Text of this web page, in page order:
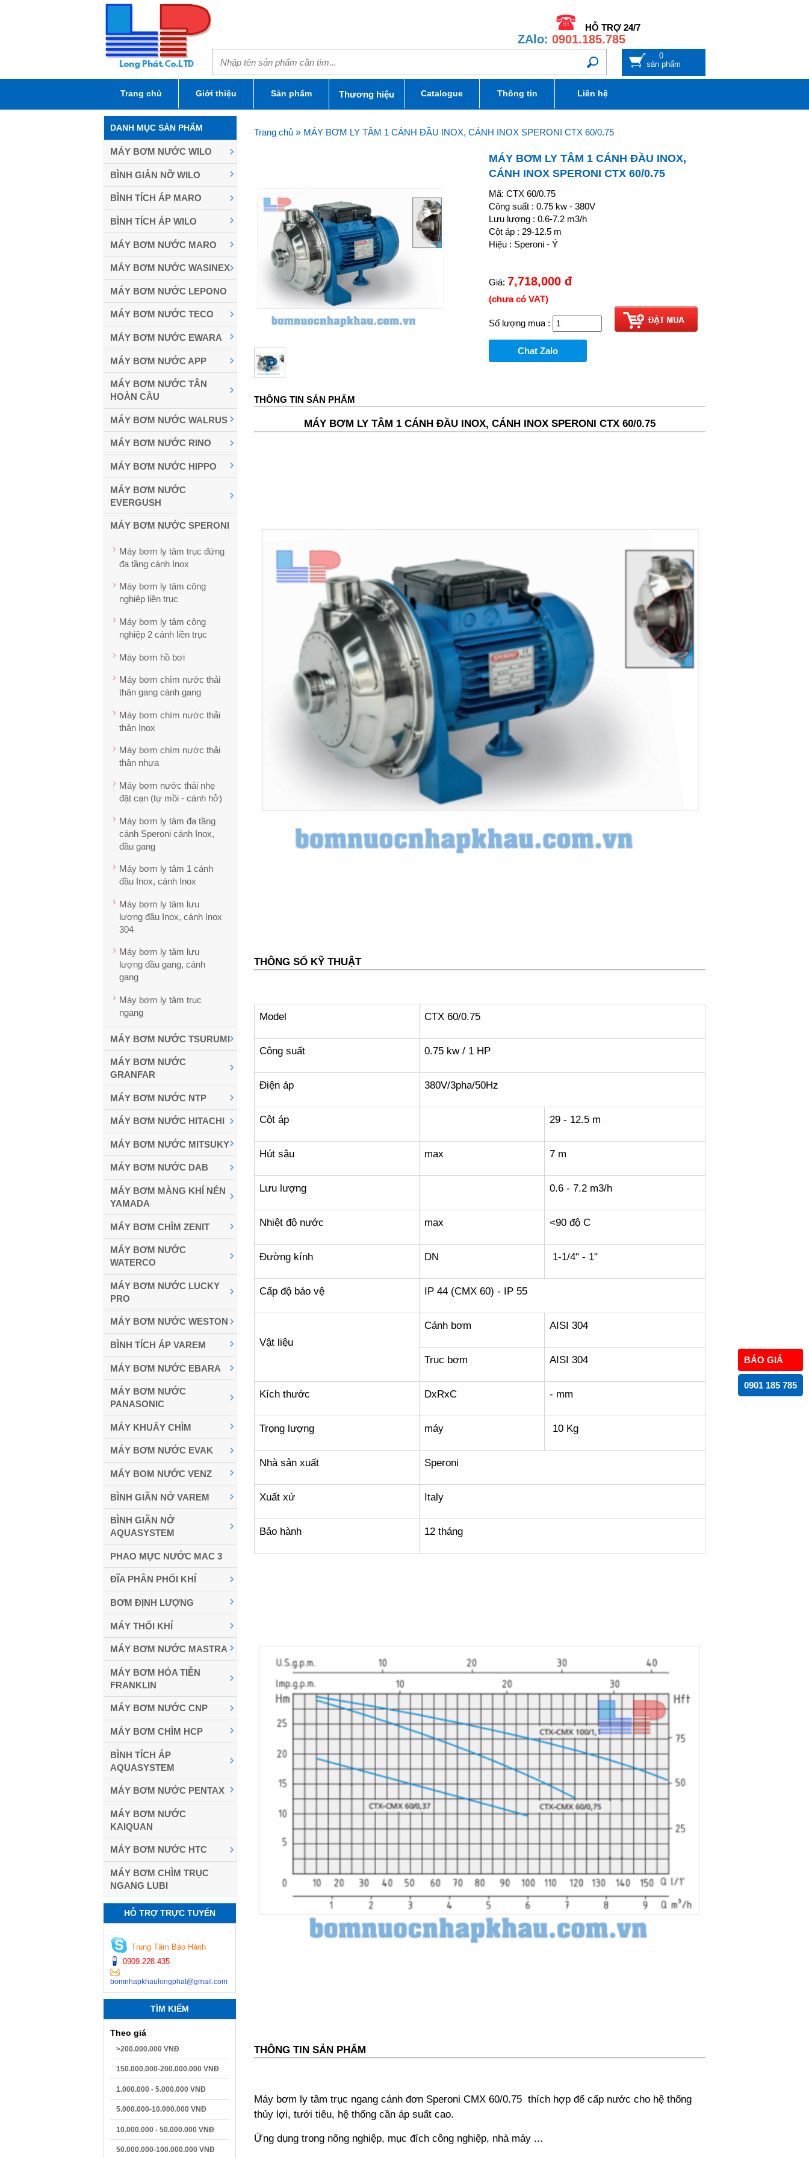
BÁO GIÁ
0901 185 785
HỖ TRỢ 24/7
ZAlo: 0901.185.785
0
sản phẩm
Trang chủ Giới thiệu Sản phẩm Thương hiệu Catalogue Thông tin Liên hệ
DANH MỤC SẢN PHẨM
MÁY BƠM NƯỚC WILO
BÌNH GIẢN NỠ WILO
BÌNH TÍCH ÁP MARO
BÌNH TÍCH ÁP WILO
MÁY BƠM NƯỚC MARO
MÁY BƠM NƯỚC WASINEX
MÁY BƠM NƯỚC LEPONO
MÁY BƠM NƯỚC TECO
MÁY BƠM NƯỚC EWARA
MÁY BƠM NƯỚC APP
MÁY BƠM NƯỚC TÂN
HOÀN CẦU
MÁY BƠM NƯỚC WALRUS
MÁY BƠM NƯỚC RINO
MÁY BƠM NƯỚC HIPPO
MÁY BƠM NƯỚC
EVERGUSH
MÁY BƠM NƯỚC SPERONI
Máy bơm ly tâm trục đứng
đa tầng cánh Inox
Máy bơm ly tâm công
nghiệp liền trục
Máy bơm ly tâm công
nghiệp 2 cánh liền trục
Máy bơm hồ bơi
Máy bơm chìm nước thải
thân gang cánh gang
Máy bơm chìm nước thải
thân Inox
Máy bơm chìm nước thải
thân nhựa
Máy bơm nước thải nhẹ
đặt cạn (tự mồi - cánh hở)
Máy bơm ly tâm đa tầng
cánh Speroni cánh Inox,
đầu gang
Máy bơm ly tâm 1 cánh
đầu Inox, cánh Inox
Máy bơm ly tâm lưu
lượng đầu Inox, cánh Inox
304
Máy bơm ly tâm lưu
lượng đầu gang, cánh
gang
Máy bơm ly tâm trục
ngang
MÁY BƠM NƯỚC TSURUMI
MÁY BƠM NƯỚC
GRANFAR
MÁY BƠM NƯỚC NTP
MÁY BƠM NƯỚC HITACHI
MÁY BƠM NƯỚC MITSUKY
MÁY BƠM NƯỚC DAB
MÁY BƠM MÀNG KHÍ NÉN
YAMADA
MÁY BƠM CHÌM ZENIT
MÁY BƠM NƯỚC
WATERCO
MÁY BƠM NƯỚC LUCKY
PRO
MÁY BƠM NƯỚC WESTON
BÌNH TÍCH ÁP VAREM
MÁY BƠM NƯỚC EBARA
MÁY BƠM NƯỚC
PANASONIC
MÁY KHUẤY CHÌM
MÁY BƠM NƯỚC EVAK
MÁY BOM NƯỚC VENZ
BÌNH GIÃN NỞ VAREM
BÌNH GIÃN NỞ
AQUASYSTEM
PHAO MỰC NƯỚC MAC 3
ĐĨA PHÂN PHỐI KHÍ
BƠM ĐỊNH LƯỢNG
MÁY THỔI KHÍ
MÁY BƠM NƯỚC MASTRA
MÁY BƠM HỎA TIỄN
FRANKLIN
MÁY BƠM NƯỚC CNP
MÁY BƠM CHÌM HCP
BÌNH TÍCH ÁP
AQUASYSTEM
MÁY BƠM NƯỚC PENTAX
MÁY BƠM NƯỚC
KAIQUAN
MÁY BƠM NƯỚC HTC
MÁY BƠM CHÌM TRỤC
NGANG LUBI
HỖ TRỢ TRỰC TUYẾN
Trung Tâm Bảo Hành
0909.228.435
bomnhapkhaulongphat@gmail.com
TÌM KIẾM
Theo giá
>200.000.000 VNĐ
150.000.000-200.000.000 VNĐ
1.000.000 - 5.000.000 VNĐ
5.000.000-10.000.000 VNĐ
10.000.000 - 50.000.000 VNĐ
50.000.000-100.000.000 VNĐ
Trang chủ » MÁY BƠM LY TÂM 1 CÁNH ĐẦU INOX, CÁNH INOX SPERONI CTX 60/0.75
MÁY BƠM LY TÂM 1 CÁNH ĐẦU INOX,
CÁNH INOX SPERONI CTX 60/0.75
Mã: CTX 60/0.75
Công suất : 0.75 kw - 380V
Lưu lượng : 0.6-7.2 m3/h
Cột áp : 29-12.5 m
Hiệu : Speroni - Ý
Giá: 7,718,000 đ
(chưa có VAT)
Số lượng mua :
Chat Zalo
THÔNG TIN SẢN PHẨM
MÁY BƠM LY TÂM 1 CÁNH ĐẦU INOX, CÁNH INOX SPERONI CTX 60/0.75
THÔNG SỐ KỸ THUẬT
Model CTX 60/0.75
Công suất 0.75 kw / 1 HP
Điện áp 380V/3pha/50Hz
Cột áp 29 - 12.5 m
Hút sâu max 7 m
Lưu lượng 0.6 - 7.2 m3/h
Nhiệt độ nước max <90 độ C
Đường kính DN 1-1/4" - 1"
Cấp độ bảo vệ IP 44 (CMX 60) - IP 55
Vật liệu
Cánh bơm AISI 304
Trục bơm AISI 304
Kích thước DxRxC - mm
Trọng lượng máy 10 Kg
Nhà sản xuất Speroni
Xuất xứ Italy
Bảo hành 12 tháng
THÔNG TIN SẢN PHẨM
Máy bơm ly tâm trục ngang cánh đơn Speroni CMX 60/0.75 thích hợp để cấp nước cho hệ thống
thủy lợi, tưới tiêu, hệ thống cần áp suất cao.
Ứng dụng trong nông nghiệp, mục đích công nghiệp, nhà máy ...